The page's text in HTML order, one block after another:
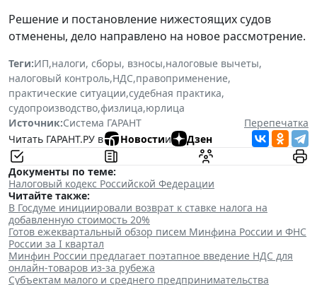
Решение и постановление нижестоящих судов
отменены, дело направлено на новое рассмотрение.
Теги:ИП,налоги, сборы, взносы,налоговые вычеты,
налоговый контроль,НДС,правоприменение,
практические ситуации,судебная практика,
судопроизводство,физлица,юрлица
Источник:Система ГАРАНТ
Перепечатка
Читать ГАРАНТ.РУ в
Новостии Дзен
Документы по теме:
Налоговый кодекс Российской Федерации
Читайте также:
В Госдуме инициировали возврат к ставке налога на
добавленную стоимость 20%
Готов ежеквартальный обзор писем Минфина России и ФНС
России за I квартал
Минфин России предлагает поэтапное введение НДС для
онлайн-товаров из-за рубежа
Субъектам малого и среднего предпринимательства